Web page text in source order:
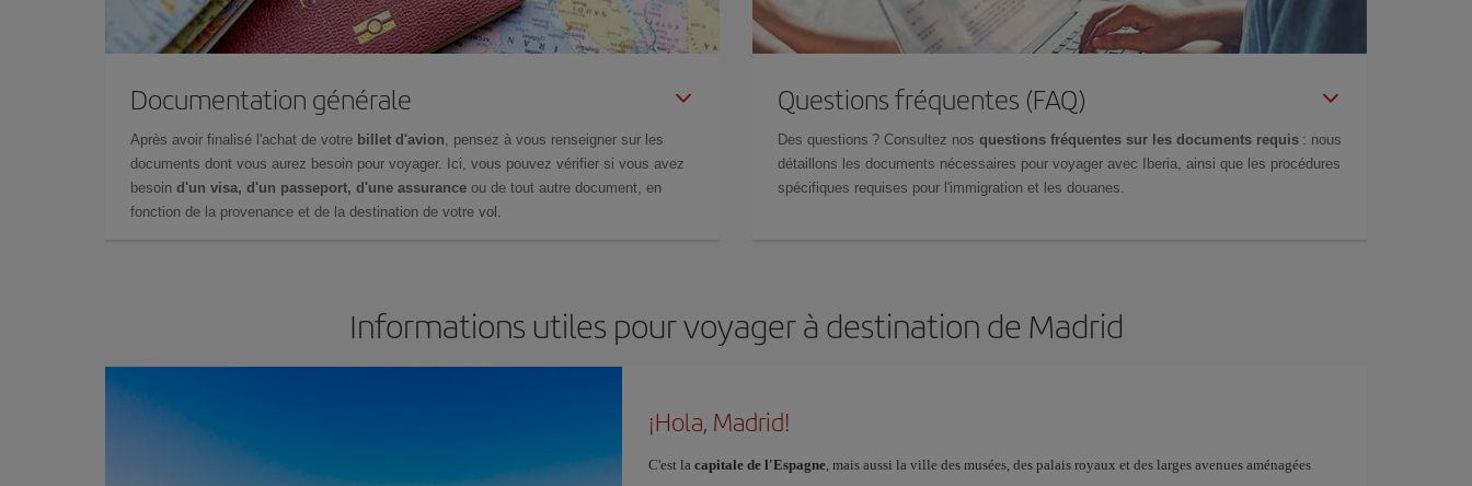
Documentation générale
Après avoir finalisé l'achat de votre billet d'avion, pensez à vous renseigner sur les
documents dont vous aurez besoin pour voyager. Ici, vous pouvez vérifier si vous avez
besoin d'un visa, d'un passeport, d'une assurance ou de tout autre document, en
fonction de la provenance et de la destination de votre vol.
Questions fréquentes (FAQ)
Des questions ? Consultez nos questions fréquentes sur les documents requis : nous
détaillons les documents nécessaires pour voyager avec Iberia, ainsi que les procédures
spécifiques requises pour l'immigration et les douanes.
Informations utiles pour voyager à destination de Madrid
¡Hola, Madrid!
C'est la capitale de l'Espagne, mais aussi la ville des musées, des palais royaux et des larges avenues aménagées